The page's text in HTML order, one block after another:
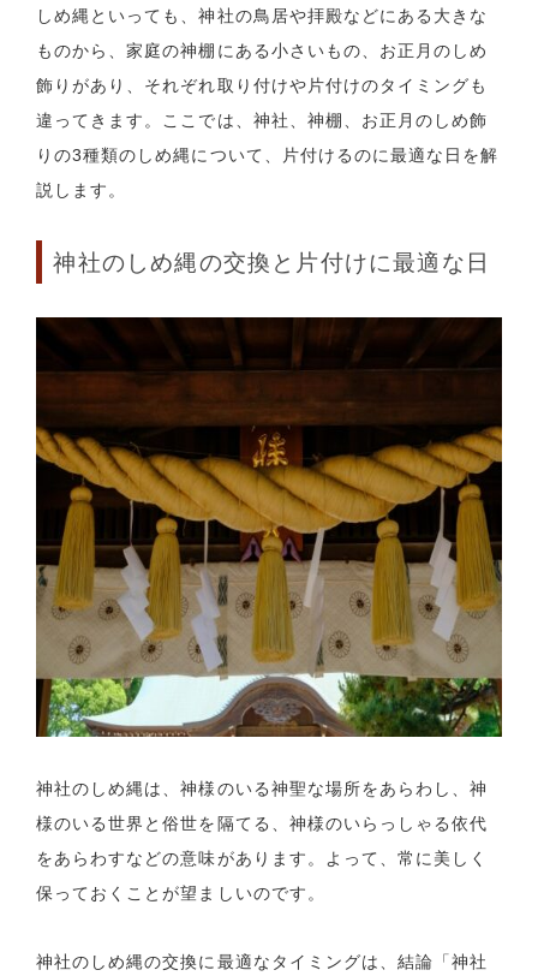
しめ縄といっても、神社の鳥居や拝殿などにある大きな
ものから、家庭の神棚にある小さいもの、お正月のしめ
飾りがあり、それぞれ取り付けや片付けのタイミングも
違ってきます。ここでは、神社、神棚、お正月のしめ飾
りの3種類のしめ縄について、片付けるのに最適な日を解
説します。
神社のしめ縄の交換と片付けに最適な日
神社のしめ縄は、神様のいる神聖な場所をあらわし、神
様のいる世界と俗世を隔てる、神様のいらっしゃる依代
をあらわすなどの意味があります。よって、常に美しく
保っておくことが望ましいのです。
神社のしめ縄の交換に最適なタイミングは、結論「神社